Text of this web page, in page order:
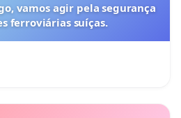
vamos agir pela segurança
ferroviárias suíças.